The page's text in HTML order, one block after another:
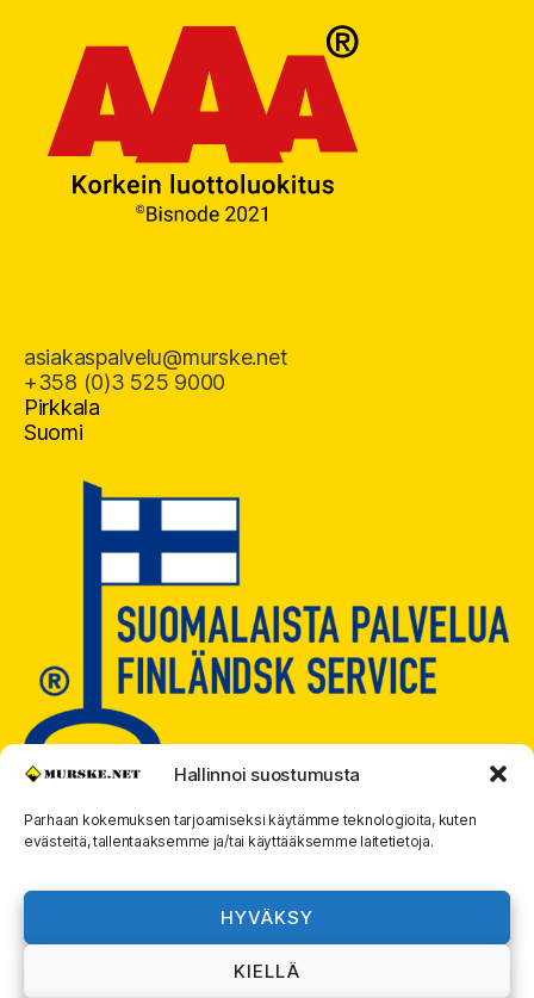
Hallinnoi suostumusta
Parhaan kokemuksen tarjoamiseksi käytämme teknologioita, kuten
evästeitä, tallentaaksemme ja/tai käyttääksemme laitetietoja.
HYVÄKSY
KIELLÄ
asiakaspalvelu@murske.net
+358 (0)3 525 9000
Pirkkala
Suomi
Murske.net Suomi Oy:n toimitusehdot ja